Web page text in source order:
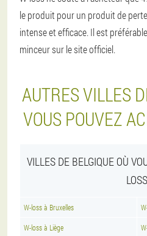
le produit pour un produit de
intense et efficace. Il est
minceur sur le site officiel.
AUTRES VILLES
VOUS POUVEZ
VILLES DE BELGIQUE OÙ
LOSS
W-loss à Bruxelles
W-loss à Liège